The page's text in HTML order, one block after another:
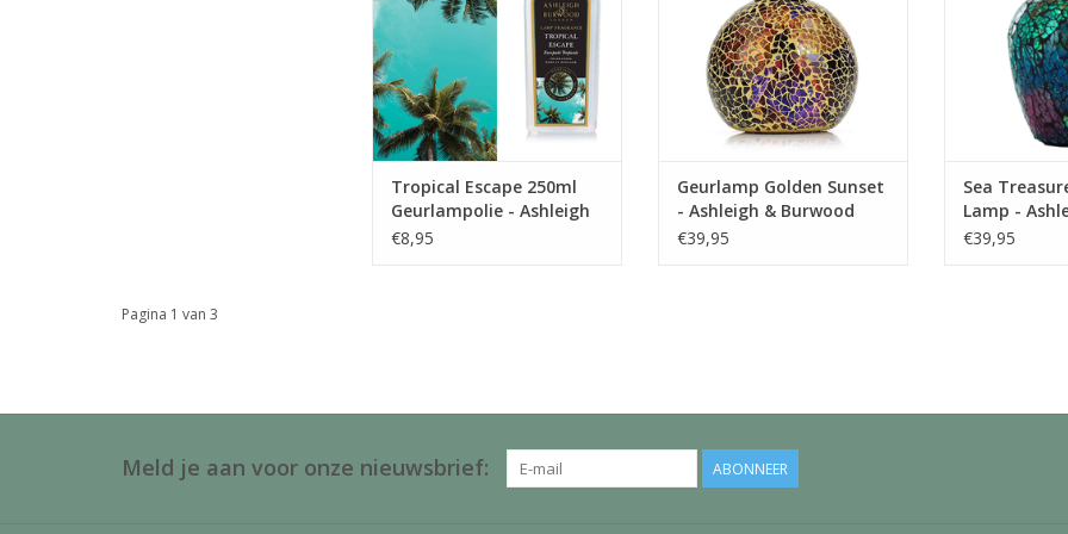
Tropical Escape 250ml
Geurlampolie - Ashleigh
& Burwood
€8,95
TOEVOEGEN AAN WINKELWAGEN
Geurlamp Golden Sunset
- Ashleigh & Burwood
€39,95
van Ashleigh
TOEVOEGEN
Sea
Lamp -
Burwood
€39,95
Pagina 1 van 3
Meld je aan voor onze nieuwsbrief: ABONNEER